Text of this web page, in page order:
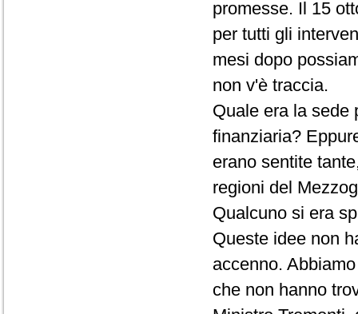
promesse. Il 15
per tutti gli
mesi dopo
non v'è traccia.
Quale era la sede
finanziaria?
erano sentite
regioni del
Qualcuno si era
Queste idee non
accenno.
che non hanno